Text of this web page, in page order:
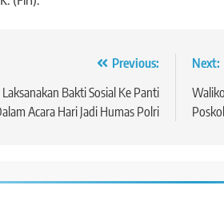
Previous:
Bakti Sosial Ke Panti
Acara Hari Jadi Humas Polri
Next: